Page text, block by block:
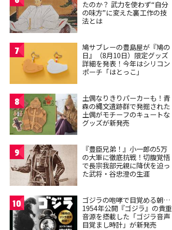
たのか？ 武力を使わず“自分
の味方”に変えた裏工作の技
法とは
7
鳩サブレーの豊島屋が『鳩の
日』（8月10日）限定グッズ
詳細を発表！今年はシリコン
ポーチ「はとっこ」
8
土偶なりきりパーカーも！青
森の縄文遺跡群で発掘された
土偶がモチーフのキュートな
グッズが新発売
9
『豊臣兄弟！』小一郎の5万
の大軍に徹底抗戦！切腹覚悟
で長宗我部元親に降伏を迫っ
た武将・谷忠澄の生涯
10
ゴジラの咆哮で目覚める朝…
1954年公開『ゴジラ』の貴重
音源を搭載した「ゴジラ音声
目覚まし時計」が新発売